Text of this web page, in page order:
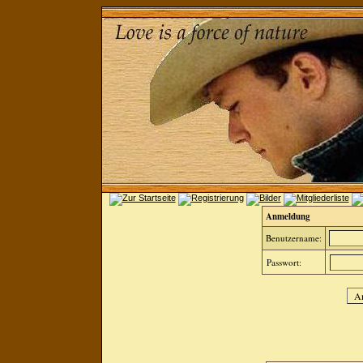
Anmeldung
Benutzername:
Passwort: